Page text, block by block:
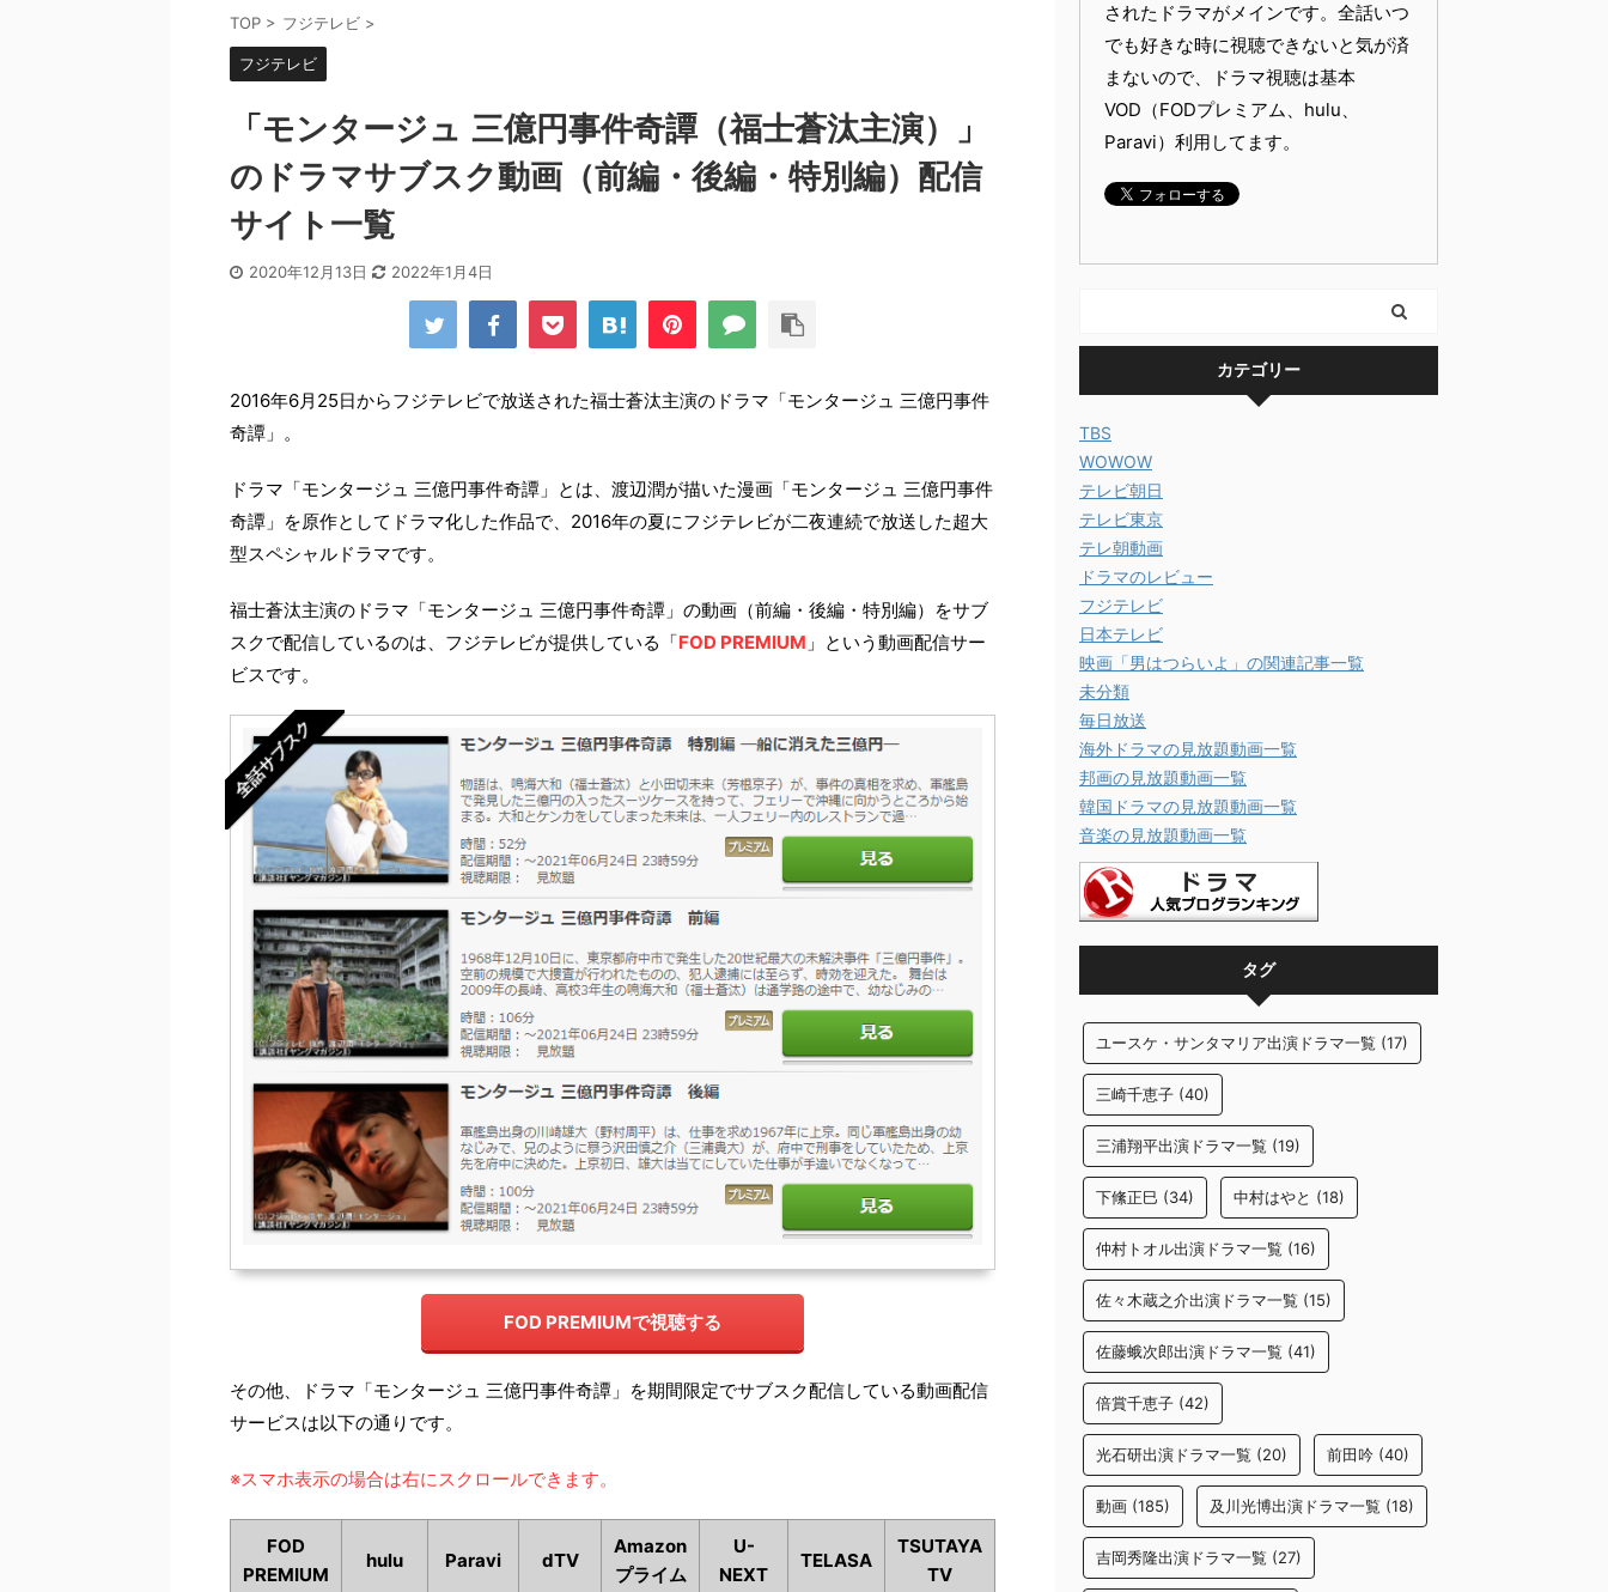
TOP > フジテレビ >
フジテレビ
「モンタージュ 三億円事件奇譚（福士蒼汰主演）」
のドラマサブスク動画（前編・後編・特別編）配信
サイト一覧
2020年12月13日 2022年1月4日
2016年6月25日からフジテレビで放送された福士蒼汰主演のドラマ「モンタージュ 三億円事件
奇譚」。
ドラマ「モンタージュ 三億円事件奇譚」とは、渡辺潤が描いた漫画「モンタージュ 三億円事件
奇譚」を原作としてドラマ化した作品で、2016年の夏にフジテレビが二夜連続で放送した超大
型スペシャルドラマです。
福士蒼汰主演のドラマ「モンタージュ 三億円事件奇譚」の動画（前編・後編・特別編）をサブ
スクで配信しているのは、フジテレビが提供している「FOD PREMIUM 」という動画配信サー
ビスです。
全話サブスク
FOD PREMIUMで視聴する
その他、ドラマ「モンタージュ 三億円事件奇譚」を期間限定でサブスク配信している動画配信
サービスは以下の通りです。
※スマホ表示の場合は右にスクロールできます。
FOD
PREMIUM
hulu Paravi dTV
Amazon
プライム
U-
NEXT
TELASA
TSUTAYA
TV
されたドラマがメインです。全話いつ
でも好きな時に視聴できないと気が済
まないので、ドラマ視聴は基本
VOD（FODプレミアム、hulu、
Paravi）利用してます。
カテゴリー
TBS
WOWOW
テレビ朝日
テレビ東京
テレ朝動画
ドラマのレビュー
フジテレビ
日本テレビ
映画「男はつらいよ」の関連記事一覧
未分類
毎日放送
海外ドラマの見放題動画一覧
邦画の見放題動画一覧
韓国ドラマの見放題動画一覧
音楽の見放題動画一覧
タグ
ユースケ・サンタマリア出演ドラマ一覧 (17)
三崎千恵子 (40)
三浦翔平出演ドラマ一覧 (19)
下絛正巳 (34) 中村はやと (18)
仲村トオル出演ドラマ一覧 (16)
佐々木蔵之介出演ドラマ一覧 (15)
佐藤蛾次郎出演ドラマ一覧 (41)
倍賞千恵子 (42)
光石研出演ドラマ一覧 (20) 前田吟 (40)
動画 (185) 及川光博出演ドラマ一覧 (18)
吉岡秀隆出演ドラマ一覧 (27)